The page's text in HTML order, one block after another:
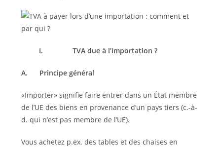
I. TVA due à l’importation ?
A. Principe général
«Importer» signifie faire entrer dans un État membre
de l’UE des biens en provenance d’un pays tiers (c.-à-
d. qui n’est pas membre de l’UE).
Vous achetez p.ex. des tables et des chaises en